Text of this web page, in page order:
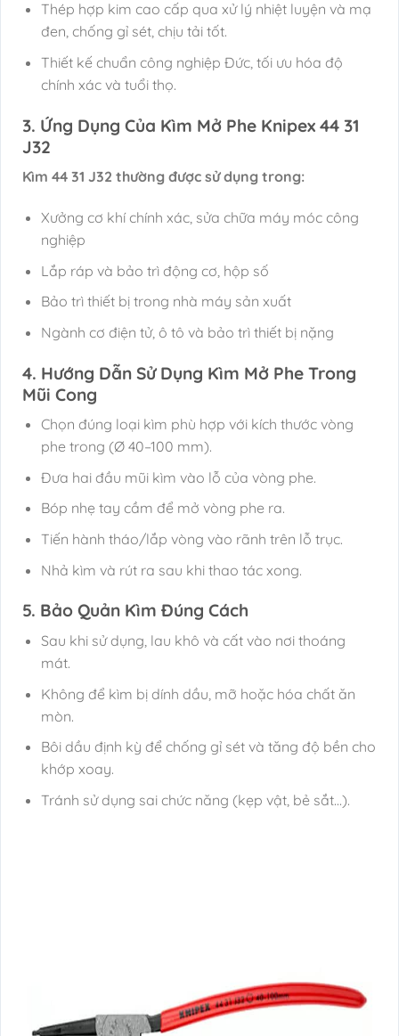
Thép hợp kim cao cấp qua xử lý nhiệt luyện và mạ
đen, chống gỉ sét, chịu tải tốt.
Thiết kế chuẩn công nghiệp Đức, tối ưu hóa độ
chính xác và tuổi thọ.
3. Ứng Dụng Của Kìm Mở Phe Knipex 44 31
J32
Kìm 44 31 J32 thường được sử dụng trong:
Xưởng cơ khí chính xác, sửa chữa máy móc công
nghiệp
Lắp ráp và bảo trì động cơ, hộp số
Bảo trì thiết bị trong nhà máy sản xuất
Ngành cơ điện tử, ô tô và bảo trì thiết bị nặng
4. Hướng Dẫn Sử Dụng Kìm Mở Phe Trong
Mũi Cong
Chọn đúng loại kìm phù hợp với kích thước vòng
phe trong (Ø 40–100 mm).
Đưa hai đầu mũi kìm vào lỗ của vòng phe.
Bóp nhẹ tay cầm để mở vòng phe ra.
Tiến hành tháo/lắp vòng vào rãnh trên lỗ trục.
Nhả kìm và rút ra sau khi thao tác xong.
5. Bảo Quản Kìm Đúng Cách
Sau khi sử dụng, lau khô và cất vào nơi thoáng
mát.
Không để kìm bị dính dầu, mỡ hoặc hóa chất ăn
mòn.
Bôi dầu định kỳ để chống gỉ sét và tăng độ bền cho
khớp xoay.
Tránh sử dụng sai chức năng (kẹp vật, bẻ sắt…).